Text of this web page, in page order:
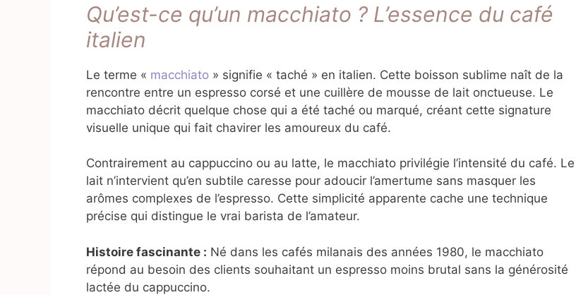
Qu’est-ce qu’un macchiato ? L’essence du café
italien
Le terme « macchiato » signifie « taché » en italien. Cette boisson sublime naît de la
rencontre entre un espresso corsé et une cuillère de mousse de lait onctueuse. Le
macchiato décrit quelque chose qui a été taché ou marqué, créant cette signature
visuelle unique qui fait chavirer les amoureux du café.
Contrairement au cappuccino ou au latte, le macchiato privilégie l’intensité du café. Le
lait n’intervient qu’en subtile caresse pour adoucir l’amertume sans masquer les
arômes complexes de l’espresso. Cette simplicité apparente cache une technique
précise qui distingue le vrai barista de l’amateur.
Histoire fascinante : Né dans les cafés milanais des années 1980, le macchiato
répond au besoin des clients souhaitant un espresso moins brutal sans la générosité
lactée du cappuccino.